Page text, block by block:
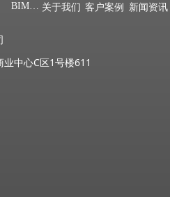
BIM服务
中心C区1号楼611
关于我们 客户案例 新闻资讯